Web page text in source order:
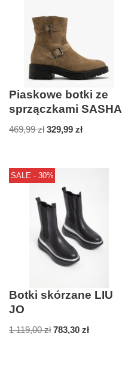
Piaskowe botki ze
sprzączkami SASHA
469,99zł 329,99 zł
SALE - 30%
Botki skórzane LIU
JO
1 119,00zł 783,30 zł